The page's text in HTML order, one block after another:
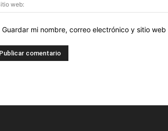
Guardar mi nombre, correo electrónico y sitio